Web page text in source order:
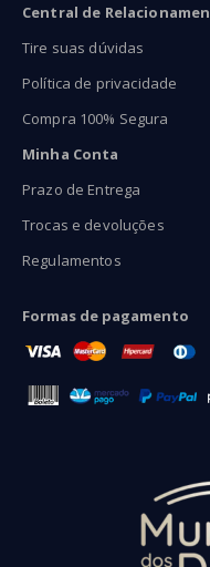
Central de
Tire suas dúvidas
Política de privacidade
Compra 100% Segura
Minha Conta
Prazo de Entrega
Trocas e devoluções
Regulamentos
Formas de pagamento